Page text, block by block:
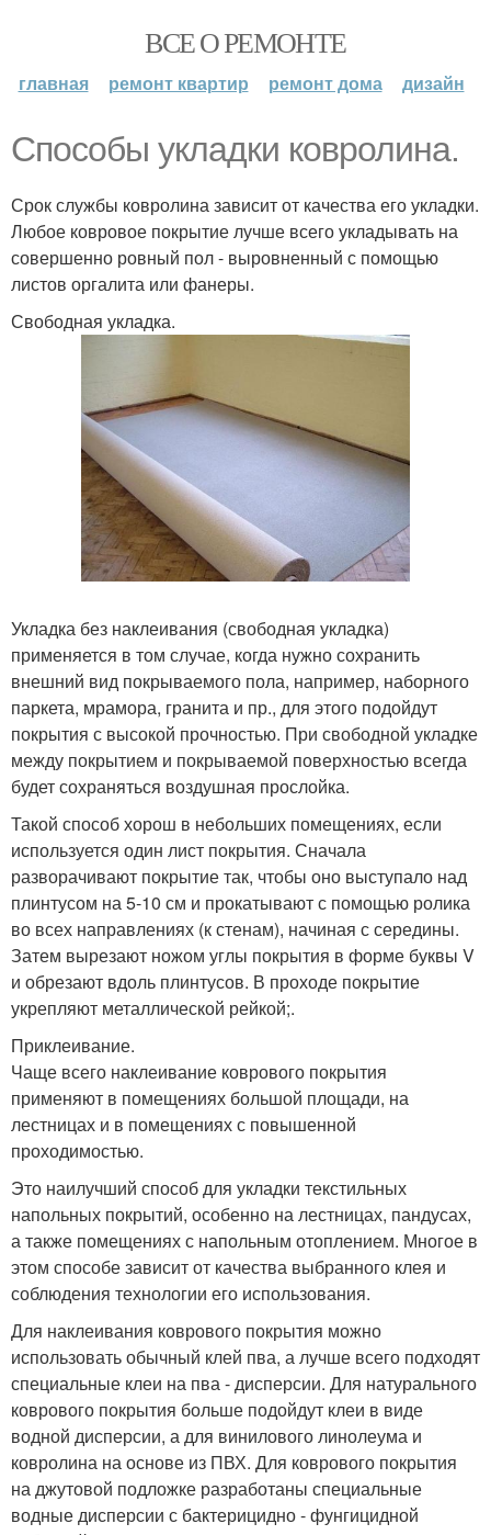
ВСЕ О РЕМОНТЕ
главная ремонт квартир ремонт дома дизайн
Способы укладки ковролина.
Срок службы ковролина зависит от качества его укладки.
Любое ковровое покрытие лучше всего укладывать на
совершенно ровный пол - выровненный с помощью
листов оргалита или фанеры.
Свободная укладка.
Укладка без наклеивания (свободная укладка)
применяется в том случае, когда нужно сохранить
внешний вид покрываемого пола, например, наборного
паркета, мрамора, гранита и пр., для этого подойдут
покрытия с высокой прочностью. При свободной укладке
между покрытием и покрываемой поверхностью всегда
будет сохраняться воздушная прослойка.
Такой способ хорош в небольших помещениях, если
используется один лист покрытия. Сначала
разворачивают покрытие так, чтобы оно выступало над
плинтусом на 5-10 см и прокатывают с помощью ролика
во всех направлениях (к стенам), начиная с середины.
Затем вырезают ножом углы покрытия в форме буквы V
и обрезают вдоль плинтусов. В проходе покрытие
укрепляют металлической рейкой;.
Приклеивание.
Чаще всего наклеивание коврового покрытия
применяют в помещениях большой площади, на
лестницах и в помещениях с повышенной
проходимостью.
Это наилучший способ для укладки текстильных
напольных покрытий, особенно на лестницах, пандусах,
а также помещениях с напольным отоплением. Многое в
этом способе зависит от качества выбранного клея и
соблюдения технологии его использования.
Для наклеивания коврового покрытия можно
использовать обычный клей пва, а лучше всего подходят
специальные клеи на пва - дисперсии. Для натурального
коврового покрытия больше подойдут клеи в виде
водной дисперсии, а для винилового линолеума и
ковролина на основе из ПВХ. Для коврового покрытия
на джутовой подложке разработаны специальные
водные дисперсии с бактерицидно - фунгицидной